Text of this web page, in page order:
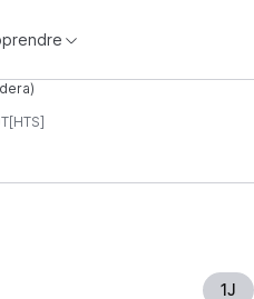
1J